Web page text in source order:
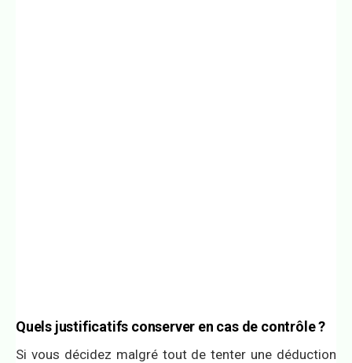
Quels justificatifs conserver en cas de contrôle ?
Si vous décidez malgré tout de tenter une déduction